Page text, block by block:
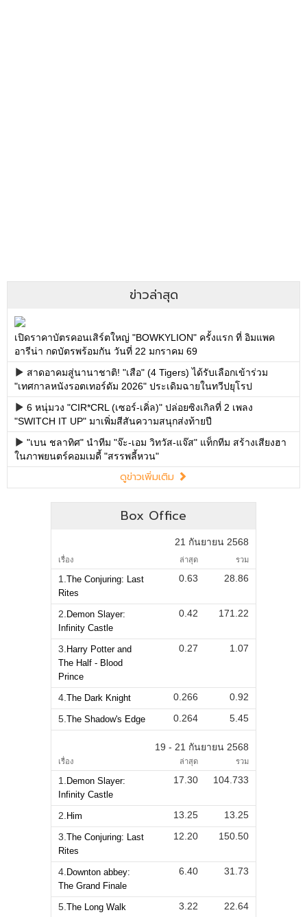
ข่าวล่าสุด
เปิดราคาบัตรคอนเสิร์ตใหญ่ "BOWKYLION" ครั้งแรก ที่ อิมแพค
อารีน่า กดบัตรพร้อมกัน วันที่ 22 มกราคม 69
สาดอาคมสู่นานาชาติ! "เสือ" (4 Tigers) ได้รับเลือกเข้าร่วม
"เทศกาลหนังรอตเทอร์ดัม 2026" ประเดิมฉายในทวีปยุโรป
6 หนุ่มวง "CIR*CRL (เซอร์-เคิ่ล)" ปล่อยซิงเกิลที่ 2 เพลง
"SWITCH IT UP" มาเพิ่มสีสันความสนุกส่งท้ายปี
"เบน ชลาทิศ" นำทีม "จ๊ะ-เอม วิทวัส-แจ๊ส" แท็กทีม สร้างเสียงฮา
ในภาพยนตร์คอมเมดี้ "สรรพลี้หวน"
ดูข่าวเพิ่มเติม
Box Office
21 กันยายน 2568
เรื่อง ล่าสุด รวม
1. The Conjuring: Last
Rites
0.63 28.86
2. Demon Slayer:
Infinity Castle
0.42 171.22
3. Harry Potter and
The Half - Blood
Prince
0.27 1.07
4. The Dark Knight 0.266
0.92
5. The Shadow's Edge 0.264 5.45
19 - 21 กันยายน 2568
เรื่อง ล่าสุด รวม
1. Demon Slayer:
Infinity Castle
17.30 104.733
2. Him 13.25
13.25
3. The Conjuring: Last
Rites
12.20 150.50
4. Downton abbey:
The Grand Finale
6.40 31.73
5. The Long Walk 3.22 22.64